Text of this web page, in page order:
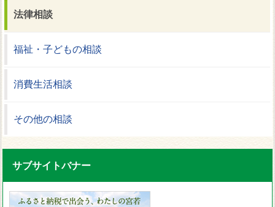
法律相談
福祉・子どもの相談
消費生活相談
その他の相談
サブサイトバナー